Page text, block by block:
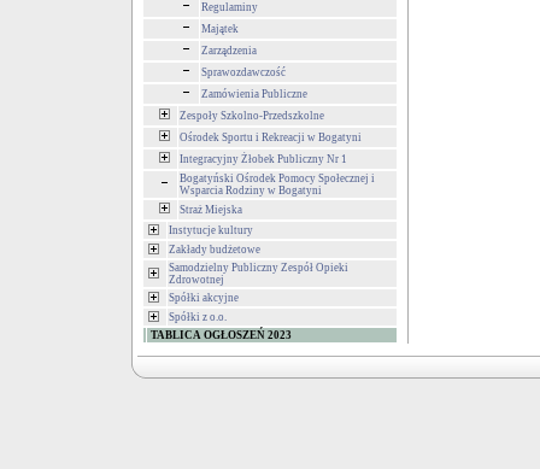
Regulaminy
Majątek
Zarządzenia
Sprawozdawczość
Zamówienia Publiczne
Zespoły Szkolno-Przedszkolne
Ośrodek Sportu i Rekreacji w Bogatyni
Integracyjny Żłobek Publiczny Nr 1
Bogatyński Ośrodek Pomocy Społecznej i
Wsparcia Rodziny w Bogatyni
Straż Miejska
Instytucje kultury
Zakłady budżetowe
Samodzielny Publiczny Zespół Opieki
Zdrowotnej
Spółki akcyjne
Spółki z o.o.
TABLICA OGŁOSZEŃ 2023